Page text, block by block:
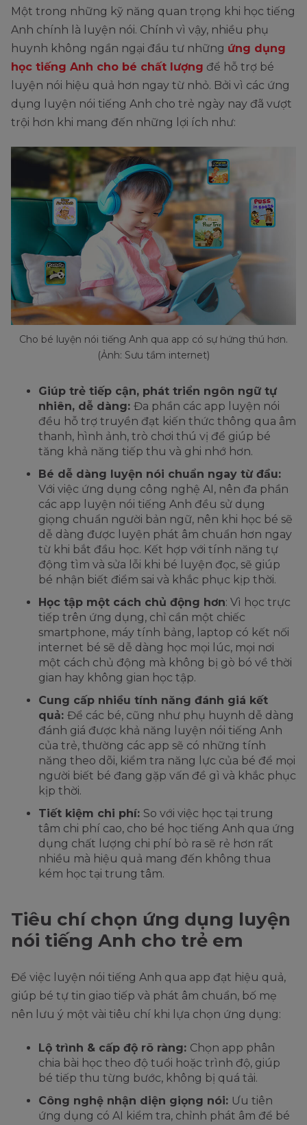
Một trong những kỹ năng quan trọng khi học tiếng
Anh chính là luyện nói. Chính vì vậy, nhiều phụ
huynh không ngần ngại đầu tư những ứng dụng
học tiếng Anh cho bé chất lượng để hỗ trợ bé
luyện nói hiệu quả hơn ngay từ nhỏ. Bởi vì các ứng
dụng luyện nói tiếng Anh cho trẻ ngày nay đã vượt
trội hơn khi mang đến những lợi ích như:
Cho bé luyện nói tiếng Anh qua app có sự hứng thú hơn.
(Ảnh: Sưu tầm internet)
Giúp trẻ tiếp cận, phát triển ngôn ngữ tự
nhiên, dễ dàng: Đa phần các app luyện nói
đều hỗ trợ truyền đạt kiến thức thông qua âm
thanh, hình ảnh, trò chơi thú vị để giúp bé
tăng khả năng tiếp thu và ghi nhớ hơn.
Bé dễ dàng luyện nói chuẩn ngay từ đầu:
Với việc ứng dụng công nghệ AI, nên đa phần
các app luyện nói tiếng Anh đều sử dụng
giọng chuẩn người bản ngữ, nên khi học bé sẽ
dễ dàng được luyện phát âm chuẩn hơn ngay
từ khi bắt đầu học. Kết hợp với tính năng tự
động tìm và sửa lỗi khi bé luyện đọc, sẽ giúp
bé nhận biết điểm sai và khắc phục kịp thời.
Học tập một cách chủ động hơn: Vì học trực
tiếp trên ứng dụng, chỉ cần một chiếc
smartphone, máy tính bảng, laptop có kết nối
internet bé sẽ dễ dàng học mọi lúc, mọi nơi
một cách chủ động mà không bị gò bó về thời
gian hay không gian học tập.
Cung cấp nhiều tính năng đánh giá kết
quả: Để các bé, cũng như phụ huynh dễ dàng
đánh giá được khả năng luyện nói tiếng Anh
của trẻ, thường các app sẽ có những tính
năng theo dõi, kiểm tra năng lực của bé để mọi
người biết bé đang gặp vấn đề gì và khắc phục
kịp thời.
Tiết kiệm chi phí: So với việc học tại trung
tâm chi phí cao, cho bé học tiếng Anh qua ứng
dụng chất lượng chi phí bỏ ra sẽ rẻ hơn rất
nhiều mà hiệu quả mang đến không thua
kém học tại trung tâm.
Tiêu chí chọn ứng dụng luyện
nói tiếng Anh cho trẻ em
Để việc luyện nói tiếng Anh qua app đạt hiệu quả,
giúp bé tự tin giao tiếp và phát âm chuẩn, bố mẹ
nên lưu ý một vài tiêu chí khi lựa chọn ứng dụng:
Lộ trình & cấp độ rõ ràng: Chọn app phân
chia bài học theo độ tuổi hoặc trình độ, giúp
bé tiếp thu từng bước, không bị quá tải.
Công nghệ nhận diện giọng nói: Ưu tiên
ứng dụng có AI kiểm tra, chỉnh phát âm để bé